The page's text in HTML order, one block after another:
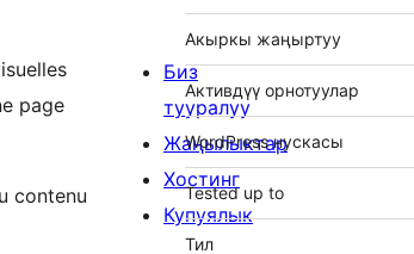
page
contenu
Акыркы жаңыртуу
Активдүү орнотуулар
WordPress нускасы
Tested up to
Тил
Биз
тууралуу
Жаңылыктар
Хостинг
Купуялык